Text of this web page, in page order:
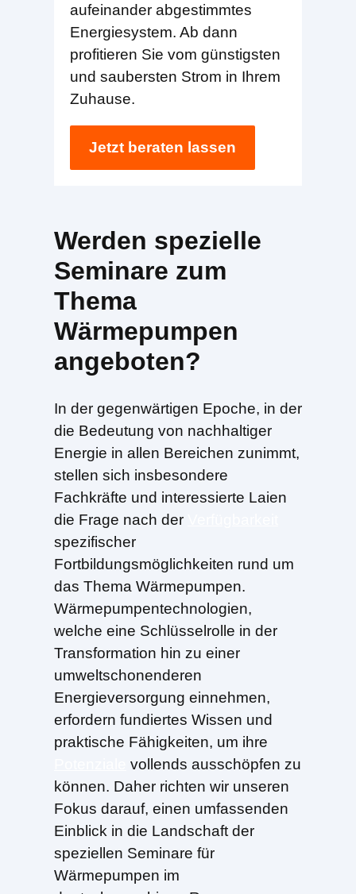
aufeinander abgestimmtes
Energiesystem. Ab dann
profitieren Sie vom günstigsten
und saubersten Strom in Ihrem
Zuhause.
Jetzt beraten lassen
Werden spezielle
Seminare zum
Thema
Wärmepumpen
angeboten?
In der gegenwärtigen Epoche, in der
die Bedeutung von nachhaltiger
Energie in allen Bereichen zunimmt,
stellen sich insbesondere
Fachkräfte und interessierte Laien
die Frage nach der
spezifischer
Fortbildungsmöglichkeiten rund um
das Thema Wärmepumpen.
Wärmepumpentechnologien,
welche eine Schlüsselrolle in der
Transformation hin zu einer
umweltschonenderen
Energieversorgung einnehmen,
erfordern fundiertes Wissen und
praktische Fähigkeiten, um ihre
vollends ausschöpfen zu
können. Daher richten wir unseren
Fokus darauf, einen umfassenden
Einblick in die Landschaft der
speziellen Seminare für
Wärmepumpen im